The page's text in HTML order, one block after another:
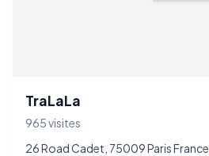
TraLaLa
965 visites
26 Road Cadet, 75009 Paris France